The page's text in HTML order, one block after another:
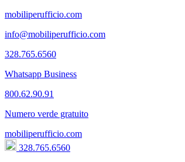
mobiliperufficio.com
info@mobiliperufficio.com
328.765.6560
Whatsapp Business
800.62.90.91
Numero verde gratuito
mobiliperufficio.com
328.765.6560